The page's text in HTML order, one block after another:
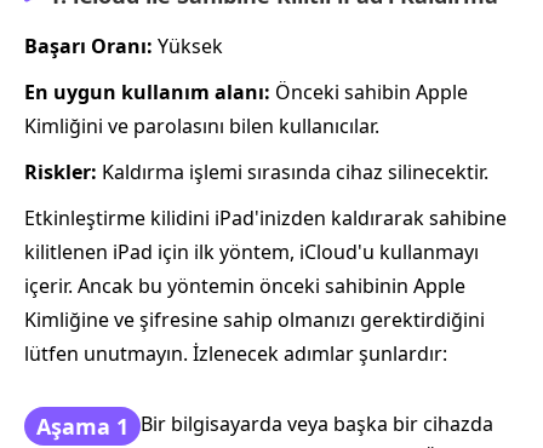
Başarı Oranı: Yüksek
En uygun kullanım alanı: Önceki sahibin Apple
Kimliğini ve parolasını bilen kullanıcılar.
Riskler: Kaldırma işlemi sırasında cihaz silinecektir.
Etkinleştirme kilidini iPad'inizden kaldırarak sahibine
kilitlenen iPad için ilk yöntem, iCloud'u kullanmayı
içerir. Ancak bu yöntemin önceki sahibinin Apple
Kimliğine ve şifresine sahip olmanızı gerektirdiğini
lütfen unutmayın. İzlenecek adımlar şunlardır:
Aşama 1 Bir bilgisayarda veya başka bir cihazda